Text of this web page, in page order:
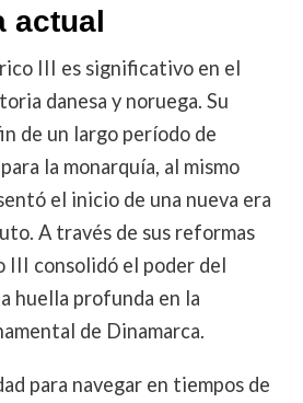
actual
III es significativo en el
danesa y noruega. Su
de un largo período de
la monarquía, al mismo
el inicio de una nueva era
A través de sus reformas
III consolidó el poder del
huella profunda en la
de Dinamarca.
para navegar en tiempos de